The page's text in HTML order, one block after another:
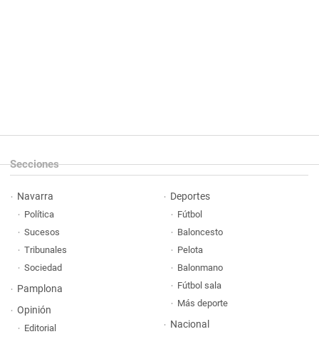
Secciones
Navarra
Política
Sucesos
Tribunales
Sociedad
Pamplona
Opinión
Editorial
Deportes
Fútbol
Baloncesto
Pelota
Balonmano
Fútbol sala
Más deporte
Nacional